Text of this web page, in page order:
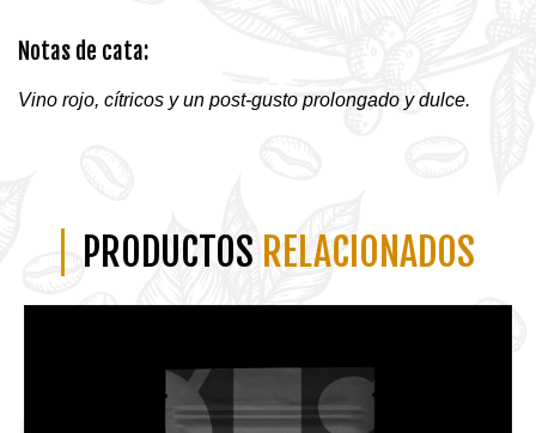
Notas de cata:
Vino rojo, cítricos y un post-gusto prolongado y dulce.
PRODUCTOS RELACIONADOS